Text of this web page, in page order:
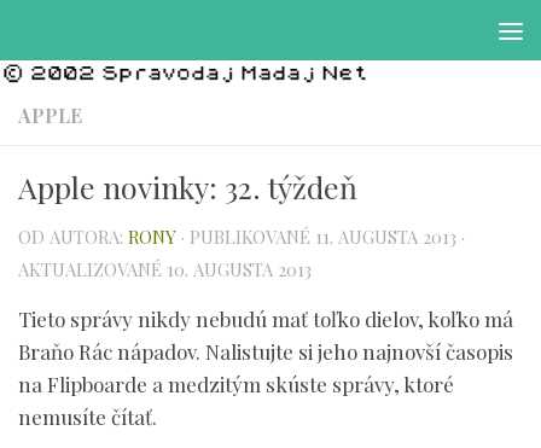
APPLE
Apple novinky: 32. týždeň
OD AUTORA: RONY · PUBLIKOVANÉ 11. AUGUSTA 2013 ·
AKTUALIZOVANÉ 10. AUGUSTA 2013
Tieto správy nikdy nebudú mať toľko dielov, koľko má
Braňo Rác nápadov. Nalistujte si jeho najnovší časopis
na Flipboarde a medzitým skúste správy, ktoré
nemusíte čítať.